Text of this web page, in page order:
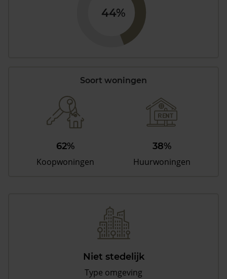
44%
Soort woningen
62%
Koopwoningen
38%
Huurwoningen
Niet stedelijk
Type omgeving